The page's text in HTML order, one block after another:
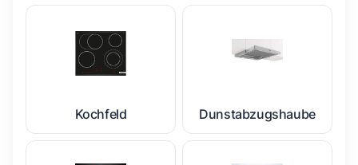
Kochfeld Dunstabzugshaube